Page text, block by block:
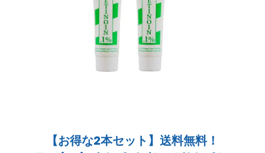
【お得な2本セット】送料無料！